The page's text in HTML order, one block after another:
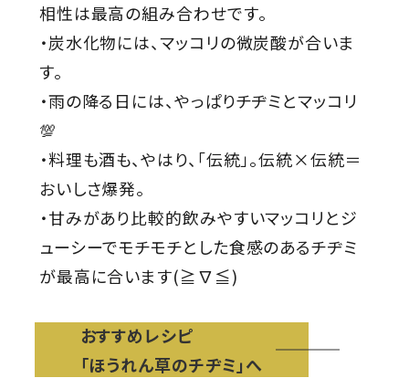
相性は最高の組み合わせです。
・炭水化物には、マッコリの微炭酸が合いま
す。
・雨の降る日には、やっぱりチヂミとマッコリ
💯
・料理も酒も、やはり、「伝統」。伝統×伝統＝
おいしさ爆発。
・甘みがあり比較的飲みやすいマッコリとジ
ューシーでモチモチとした食感のあるチヂミ
が最高に合います(≧∇≦)
おすすめレシピ
「ほうれん草のチヂミ」へ